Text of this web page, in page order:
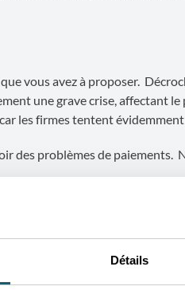
Détails
vous avez à proposer.
une grave crise, affectant le
les firmes tentent
des problèmes de paiements.
(introduction générale,
peuvent être rédigées sans
dans vos bureaux/unités de